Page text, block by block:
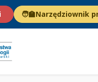
🧑‍🏫Narzędziownik